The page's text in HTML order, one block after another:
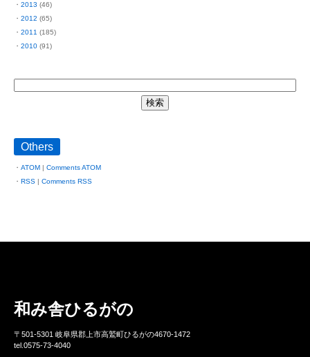
2013 (46)
2012 (65)
2011 (185)
2010 (91)
Others
ATOM | Comments ATOM
RSS | Comments RSS
和み舎ひるがの
〒501-5301 岐阜県郡上市高鷲町ひるがの4670-1472
tel.0575-73-4040